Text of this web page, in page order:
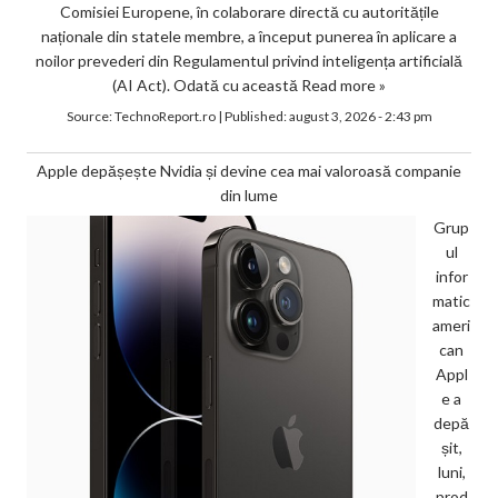
Comisiei Europene, în colaborare directă cu autoritățile
naționale din statele membre, a început punerea în aplicare a
noilor prevederi din Regulamentul privind inteligența artificială
(AI Act). Odată cu această Read more »
Source:TechnoReport.ro| Published:august 3, 2026 - 2:43 pm
Apple depășește Nvidia și devine cea mai valoroasă companie
din lume
Grup
ul
infor
matic
ameri
can
Appl
e a
depă
șit,
luni,